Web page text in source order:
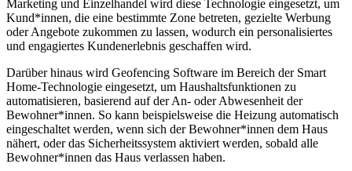
Marketing und Einzelhandel wird diese Technologie eingesetzt, um
Kund*innen, die eine bestimmte Zone betreten, gezielte Werbung
oder Angebote zukommen zu lassen, wodurch ein personalisiertes
und engagiertes Kundenerlebnis geschaffen wird.
Darüber hinaus wird Geofencing Software im Bereich der Smart
Home-Technologie eingesetzt, um Haushaltsfunktionen zu
automatisieren, basierend auf der An- oder Abwesenheit der
Bewohner*innen. So kann beispielsweise die Heizung automatisch
eingeschaltet werden, wenn sich der Bewohner*innen dem Haus
nähert, oder das Sicherheitssystem aktiviert werden, sobald alle
Bewohner*innen das Haus verlassen haben.